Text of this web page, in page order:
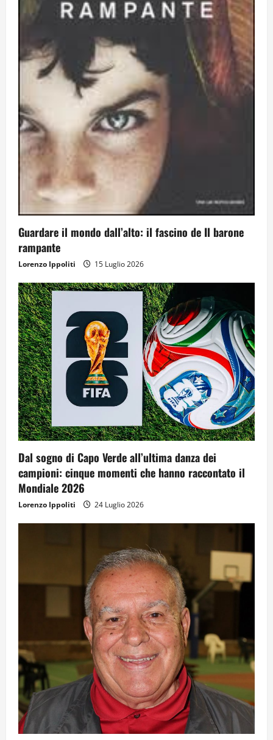
Guardare il mondo dall’alto: il fascino de Il barone
rampante
Lorenzo Ippoliti 15 Luglio 2026
Dal sogno di Capo Verde all’ultima danza dei
campioni: cinque momenti che hanno raccontato il
Mondiale 2026
Lorenzo Ippoliti 24 Luglio 2026